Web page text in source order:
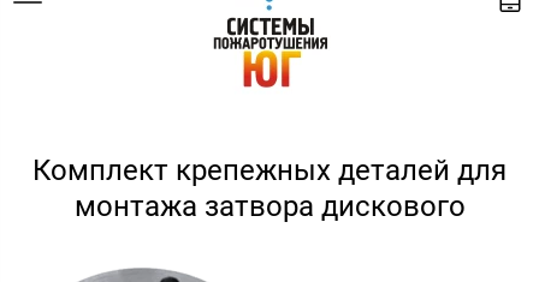
Комплект крепежных деталей для
монтажа затвора дискового